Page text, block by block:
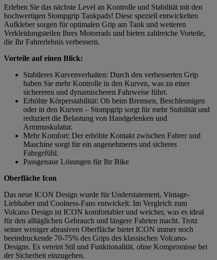
Erleben Sie das nächste Level an Kontrolle und Stabilität mit den
hochwertigen Stompgrip Tankpads! Diese speziell entwickelten
Aufkleber sorgen für optimalen Grip am Tank und weiteren
Verkleidungsteilen Ihres Motorrads und bieten zahlreiche Vorteile,
die Ihr Fahrerlebnis verbessern.
Vorteile auf einen Blick:
Stabileres Kurvenverhalten: Durch den verbesserten Grip
haben Sie mehr Kontrolle in den Kurven, was zu einer
sichereren und dynamischeren Fahrweise führt.
Erhöhte Körperstabilität: Ob beim Bremsen, Beschleunigen
oder in den Kurven – Stompgrip sorgt für mehr Stabilität und
reduziert die Belastung von Handgelenken und
Armmuskulatur.
Mehr Komfort: Der erhöhte Kontakt zwischen Fahrer und
Maschine sorgt für ein angenehmeres und sicheres
Fahrgefühl.
Passgenaue Lösungen für Ihr Bike
Oberfläche Icon
Das neue ICON Design wurde für Understatement, Vintage-
Liebhaber und Coolness-Fans entwickelt. Im Vergleich zum
Volcano Design ist ICON komfortabler und weicher, was es ideal
für den alltäglichen Gebrauch und längere Fahrten macht. Trotz
seiner weniger abrasiven Oberfläche bietet ICON immer noch
beeindruckende 70-75% des Grips des klassischen Volcano-
Designs. Es vereint Stil und Funktionalität, ohne Kompromisse bei
der Sicherheit einzugehen.